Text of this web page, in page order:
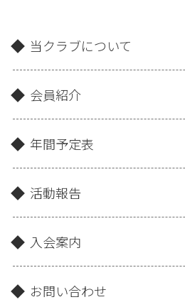
当クラブについて
会員紹介
年間予定表
活動報告
入会案内
お問い合わせ